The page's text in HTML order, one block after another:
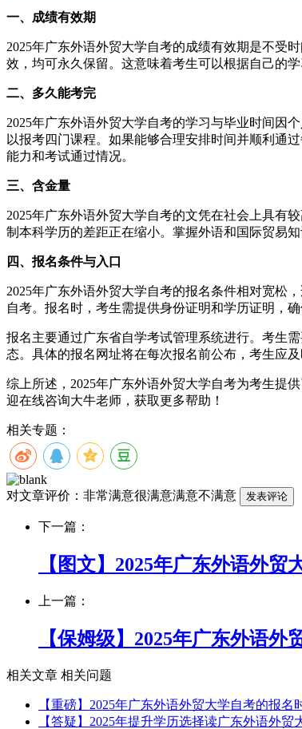
一、成绩有效期
2025年广东外语外贸大学自考的成绩有效期是不受
效，均可永久保留。这意味着考生可以根据自己的
二、多久能考完
2025年广东外语外贸大学自考的学习与毕业时间因
以报考四门课程。如果能够合理安排时间并顺利通
能力和考试通过情况。
三、含金量
2025年广东外语外贸大学自考的文凭在社会上具有
制本科学历的差距正在缩小。掌握外语和国际贸易
四、报名条件与入口
2025年广东外语外贸大学自考的报名条件相对宽松
自考。报名时，考生需提供身份证明和学历证明，确
报名主要通过广东省自学考试管理系统进行。考生
态。具体的报名网址将在每次报名前公布，考生应
综上所述，2025年广东外语外贸大学自考为考生提
迎在线咨询大牛老师，获取更多帮助！
相关专题：
对文章评价： 非常满意很满意满意不满意
下一篇：
【图文】2025年广东外语外
上一篇：
【保姆级】2025年广东外语
相关文章 相关问题
【重磅】2025年广东外语外贸大学自考的报名
【答疑】2025年提升学历选择读广东外语外贸